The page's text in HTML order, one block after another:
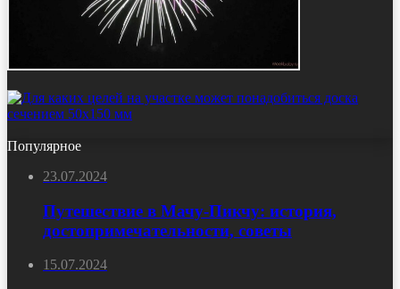
Популярное
23.07.2024
Путешествие в Мачу-Пикчу: история,
достопримечательности, советы
15.07.2024